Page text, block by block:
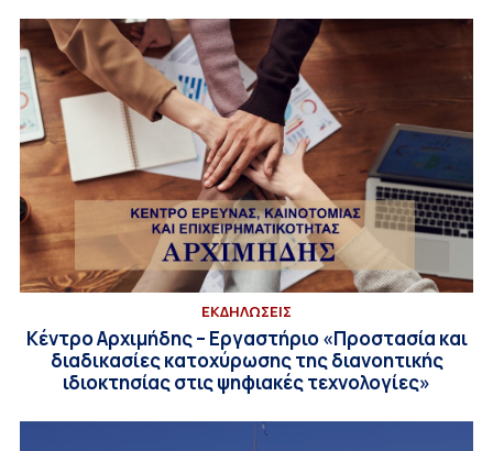
ΕΚΔΗΛΩΣΕΙΣ
Κέντρο Αρχιμήδης – Εργαστήριο «Προστασία και
διαδικασίες κατοχύρωσης της διανοητικής
ιδιοκτησίας στις ψηφιακές τεχνολογίες»